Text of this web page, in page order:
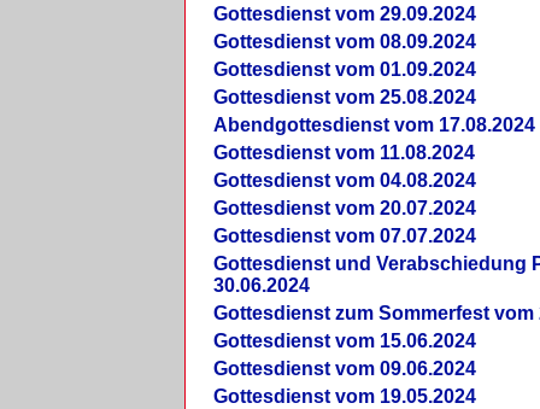
Gottesdienst vom 29.09.2024
Gottesdienst vom 08.09.2024
Gottesdienst vom 01.09.2024
Gottesdienst vom 25.08.2024
Abendgottesdienst vom 17.08.2024
Gottesdienst vom 11.08.2024
Gottesdienst vom 04.08.2024
Gottesdienst vom 20.07.2024
Gottesdienst vom 07.07.2024
Gottesdienst und Verabschiedung
30.06.2024
Gottesdienst zum Sommerfest vom
Gottesdienst vom 15.06.2024
Gottesdienst vom 09.06.2024
Gottesdienst vom 19.05.2024